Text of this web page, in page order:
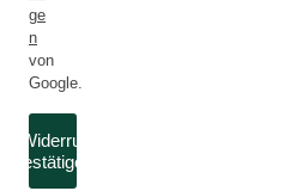
ge
n
von
Google.
Widerruf
bestätigen